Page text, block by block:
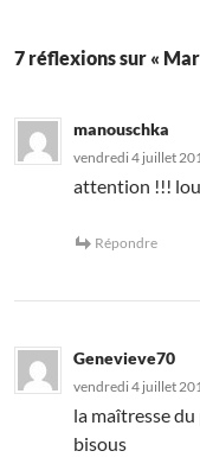
7 réflexions sur «
manouschka
vendredi 4 juillet
attention !!!
Répondre
Genevieve70
vendredi 4 juillet
la maîtresse
bisous